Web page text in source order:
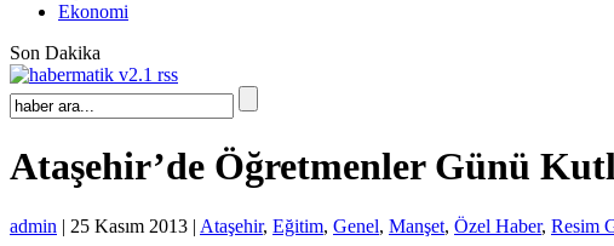
Ekonomi
Son Dakika
Ataşehir’de Öğretmenler Günü
admin | 25 Kasım 2013 | Ataşehir, Eğitim, Genel, Manşet, Özel Haber, Resim